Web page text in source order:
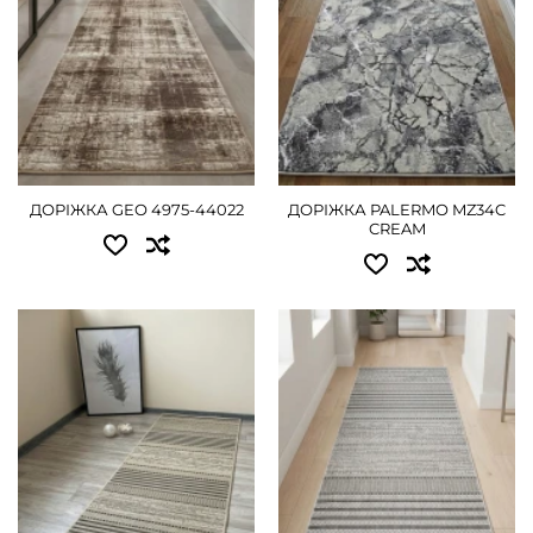
1.50 - 1575 грн
2.00 - 2070 грн
2.50 - 2610 грн
3.00 - 3150 грн
4.00 - 4050 грн
ДОРІЖКА GEO 4975-44022
1.50 - 1575 грн
2.00 - 2070 грн
ДЕТАЛЬНІШЕ
ДОРІЖКА PALERMO MZ34C
CREAM
Доступні розміри:
0.50 - 405 грн
0.60 - 495 грн
0.67 - 540 грн
Доступні розміри:
0.50 - 405 грн
0.60 - 495 грн
0.67 - 540 грн
0.80 - 630 грн